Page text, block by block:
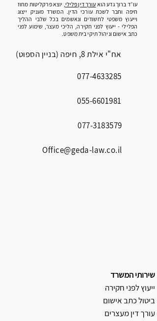
עו״ד ברוך גדע הוא עורך דין פלילי, יוצא פרקליטות מחוז
חיפה וחבר לשכת עורכי הדין. המשרד מעניק ייצוג
וייעוץ משפטי לחשודים ונאשמים בכל שלבי ההליך
הפלילי - ייעוץ לפני חקירה, הליכי מעצר, שימוע לפני
כתב אישום וניהול תיקי בית משפט.
אח"י אילת 8, חיפה (בניין הספוט)
077-4633285
055-6601981
077-3183579
Office@geda-law.co.il
שירותי המשרד
ייעוץ לפני חקירה
ביטול כתב אישום
עורך דין מעצרים